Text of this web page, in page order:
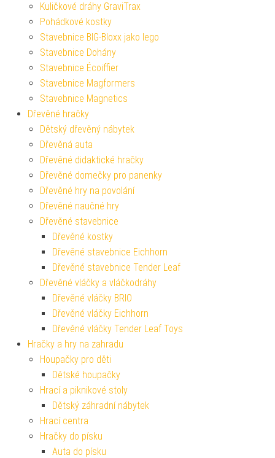
Kuličkové dráhy GraviTrax
Pohádkové kostky
Stavebnice BIG-Bloxx jako lego
Stavebnice Dohány
Stavebnice Écoiffier
Stavebnice Magformers
Stavebnice Magnetics
Dřevěné hračky
Dětský dřevěný nábytek
Dřevěná auta
Dřevěné didaktické hračky
Dřevěné domečky pro panenky
Dřevěné hry na povolání
Dřevěné naučné hry
Dřevěné stavebnice
Dřevěné kostky
Dřevěné stavebnice Eichhorn
Dřevěné stavebnice Tender Leaf
Dřevěné vláčky a vláčkodráhy
Dřevěné vláčky BRIO
Dřevěné vláčky Eichhorn
Dřevěné vláčky Tender Leaf Toys
Hračky a hry na zahradu
Houpačky pro děti
Dětské houpačky
Hrací a piknikové stoly
Dětský záhradní nábytek
Hrací centra
Hračky do písku
Auta do písku